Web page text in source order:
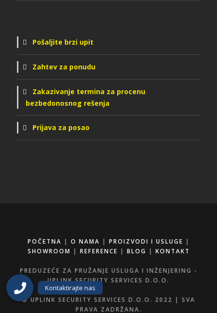
Pošaljite brzi upit
Zahtev za ponudu
Zakazivanje termina za procenu
bezbedonosnog rešenja
Prijava za posao
POČETNA | O NAMA | PROIZVODI I USLUGE |
SHOWROOM | REFERENCE | BLOG | KONTAKT
PREDUZEĆE ZA PRUŽANJE USLUGA I INŽENJERING -
UPLINK SECURITY SERVICES D.O.O.
© UPLINK SECURITY SERVICES D.O.O. 2022 | SVA
PRAVA ZADRŽANA.